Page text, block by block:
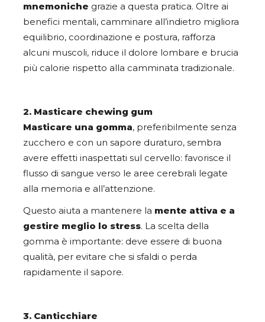
mnemoniche grazie a questa pratica. Oltre ai
benefici mentali, camminare all’indietro migliora
equilibrio, coordinazione e postura, rafforza
alcuni muscoli, riduce il dolore lombare e brucia
più calorie rispetto alla camminata tradizionale.
2. Masticare chewing gum
Masticare una gomma, preferibilmente senza
zucchero e con un sapore duraturo, sembra
avere effetti inaspettati sul cervello: favorisce il
flusso di sangue verso le aree cerebrali legate
alla memoria e all’attenzione.
Questo aiuta a mantenere la mente attiva e a
gestire meglio lo stress. La scelta della
gomma è importante: deve essere di buona
qualità, per evitare che si sfaldi o perda
rapidamente il sapore.
3. Canticchiare